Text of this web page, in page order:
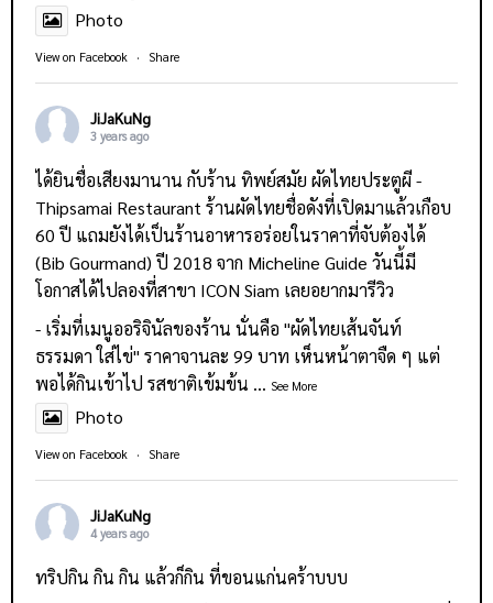
Photo
View on Facebook · Share
JiJaKuNg
3 years ago
ได้ยินชื่อเสียงมานาน กับร้าน ทิพย์สมัย ผัดไทยประตูผี -
Thipsamai Restaurantร้านผัดไทยชื่อดังที่เปิดมาแล้วเกือบ
60 ปี แถมยังได้เป็นร้านอาหารอร่อยในราคาที่จับต้องได้
(Bib Gourmand) ปี 2018 จาก Micheline Guide วันนี้มี
โอกาสได้ไปลองที่สาขา ICON Siam เลยอยากมารีวิว
- เริ่มที่เมนูออริจินัลของร้าน นั่นคือ "ผัดไทยเส้นจันท์
ธรรมดา ใส่ไข่" ราคาจานละ 99 บาท เห็นหน้าตาจืด ๆ แต่
พอได้กินเข้าไป รสชาติเข้มข้น ... See More
Photo
View on Facebook · Share
JiJaKuNg
4 years ago
ทริปกิน กิน กิน แล้วก็กิน ที่ขอนแก่นคร้าบบบ